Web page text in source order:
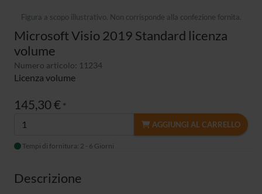
Figura a scopo illustrativo. Non corrisponde alla confezione fornita.
Microsoft Visio 2019 Standard licenza
volume
Numero articolo: 11234
Licenza volume
145,30 € *
AGGIUNGI AL CARRELLO
Tempi di fornitura: 2 - 6 Giorni
Descrizione